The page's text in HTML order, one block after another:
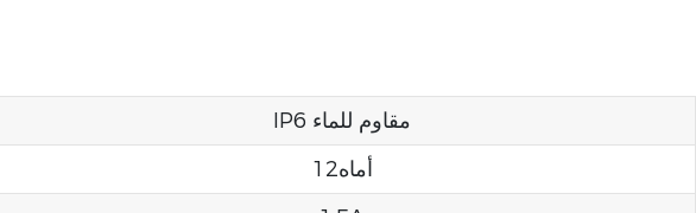
IP6 مقاوم للماء
أماه12